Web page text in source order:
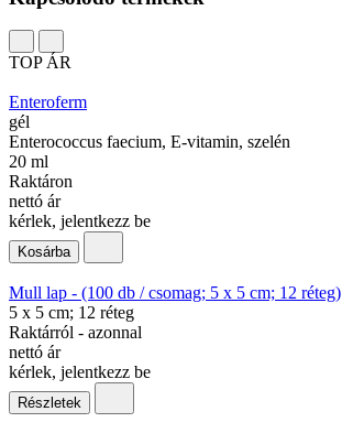
TOP ÁR
Enteroferm
gél
Enterococcus faecium, E-vitamin, szelén
20 ml
Raktáron
nettó ár
kérlek, jelentkezz be
Kosárba
Mull lap - (100 db / csomag; 5 x 5 cm; 12 réteg)
5 x 5 cm; 12 réteg
Raktárról - azonnal
nettó ár
kérlek, jelentkezz be
Részletek